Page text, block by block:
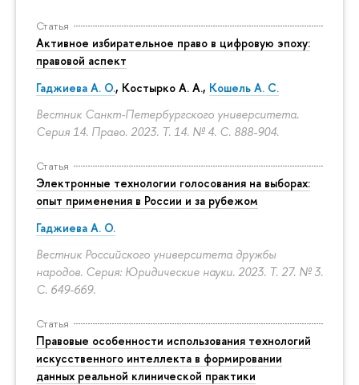
Статья
Активное избирательное право в цифровую эпоху:
правовой аспект
Гаджиева А. О., Костырко А. А., Кошель А. С.
Вестник Санкт-Петербургского университета.
Серия 14. Право. 2023. Т. 14. № 4. С. 888-904.
Статья
Электронные технологии голосования на выборах:
опыт применения в России и за рубежом
Гаджиева А. О.
Вестник Российского университета дружбы
народов. Серия: Юридические науки. 2023. Т. 27. № 3.
С. 649-669.
Статья
Правовые особенности использования технологий
искусственного интеллекта в формировании
данных реальной клинической практики